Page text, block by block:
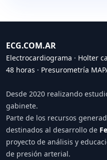
ECG.COM.AR
Electrocardiograma · Holter
48 horas · Presurometría
Desde 2020 realizando
gabinete.
Parte de los recursos
destinados al desarrollo de
proyecto de análisis y
de presión arterial.